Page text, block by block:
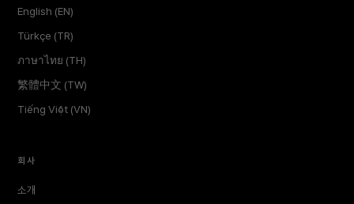
English (EN)
Türkçe (TR)
ภาษาไทย (TH)
繁體中文 (TW)
Tiếng Việt (VN)
회사
소개